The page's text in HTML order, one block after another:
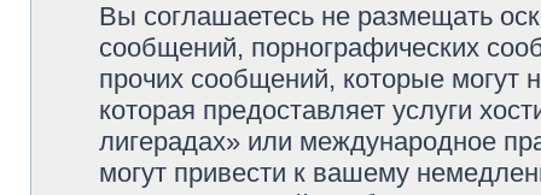
Вы соглашаетесь не размещать
сообщений, порнографических
прочих сообщений, которые могут
которая предоставляет услуги
лигерадах» или международное
могут привести к вашему